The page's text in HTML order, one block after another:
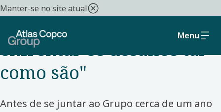
Manter-se no site atual
Menu
"Não tenha medo de
enfrentar os desafios tal
como são"
Antes de se juntar ao Grupo cerca de um ano